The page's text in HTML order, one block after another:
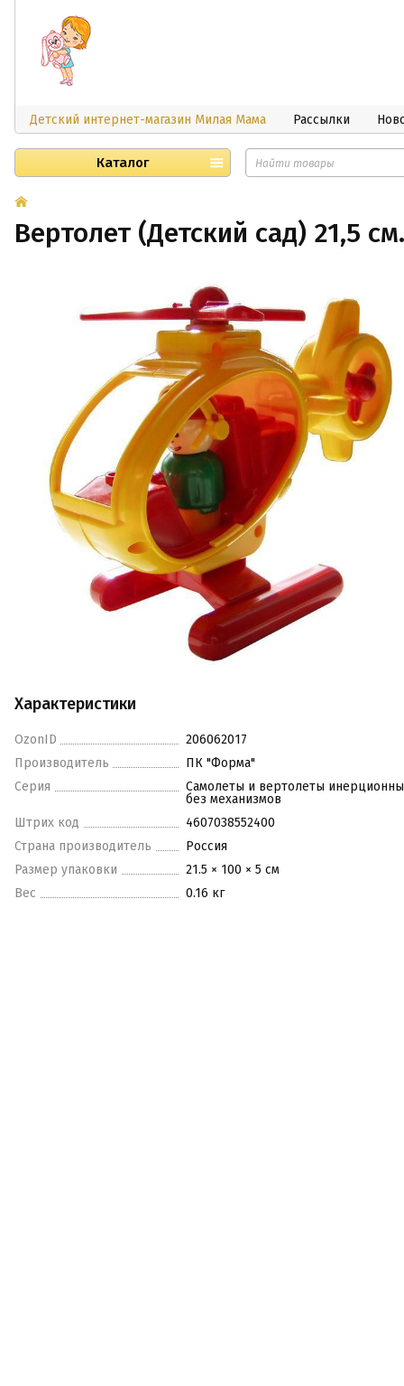
Детский интернет-магазин Милая Мама Рассылки
Каталог
Вертолет (Детский сад) 21,5 см.
Характеристики
OzonID
206062017
Производитель
ПК "Форма"
Серия
Самолеты и вертолеты
без механизмов
Штрих код
4607038552400
Страна производитель
Россия
Размер упаковки
21.5 × 100 × 5 см
Вес
0.16 кг